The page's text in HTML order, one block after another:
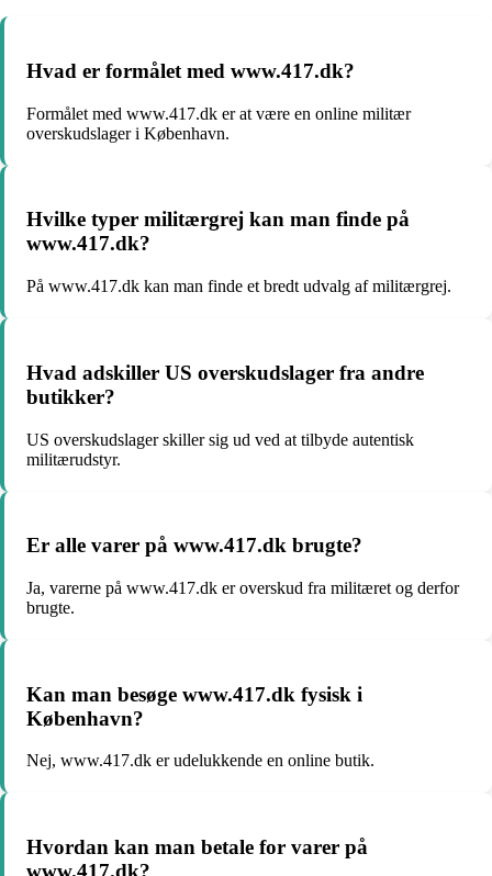
Hvad er formålet med www.417.dk?
Formålet med www.417.dk er at være en online militær
overskudslager i København.
Hvilke typer militærgrej kan man finde på
www.417.dk?
På www.417.dk kan man finde et bredt udvalg af militærgrej.
Hvad adskiller US overskudslager fra andre
butikker?
US overskudslager skiller sig ud ved at tilbyde autentisk
militærudstyr.
Er alle varer på www.417.dk brugte?
Ja, varerne på www.417.dk er overskud fra militæret og derfor
brugte.
Kan man besøge www.417.dk fysisk i
København?
Nej, www.417.dk er udelukkende en online butik.
Hvordan kan man betale for varer på
www.417.dk?